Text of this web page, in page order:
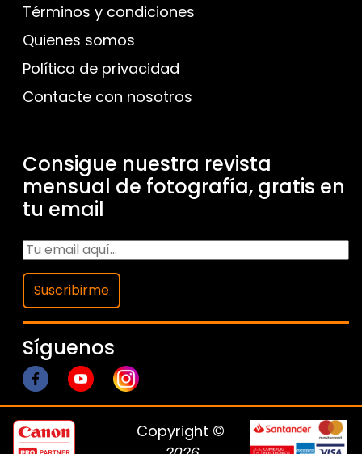
Términos y condiciones
Quienes somos
Política de privacidad
Contacte con nosotros
Consigue nuestra revista
mensual de fotografía, gratis en
tu email
Suscribirme
Síguenos
Copyright ©